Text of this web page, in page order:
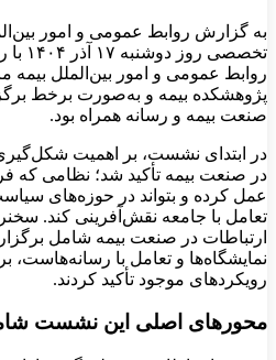
به گزارش روابط عمومی و امور
روابط عمومی و امور بین‌الملل بیمه
پژوهشکده بیمه و به‌صورت برخط
صنعت بیمه و رسانه همراه بود.
در ابتدای نشست، بر اهمیت
در صنعت بیمه تأکید شد؛ نظامی که
عمل کرده و بتواند در حوزه‌های
تعامل با جامعه نقش‌آفرینی کند.
ارتباطات در صنعت بیمه شامل
نمایشگاه‌ها و تعامل با رسانه‌هاست،
رویکردهای موجود تأکید کردند.
محورهای اصلی این نشست